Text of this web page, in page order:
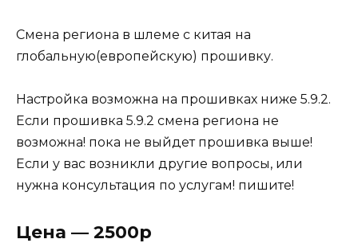
Смена региона в шлеме с китая на
глобальную(европейскую) прошивку.
Настройка возможна на прошивках ниже 5.9.2.
Если прошивка 5.9.2 смена региона не
возможна! пока не выйдет прошивка выше!
Если у вас возникли другие вопросы, или
нужна консультация по услугам! пишите!
Цена — 2500р